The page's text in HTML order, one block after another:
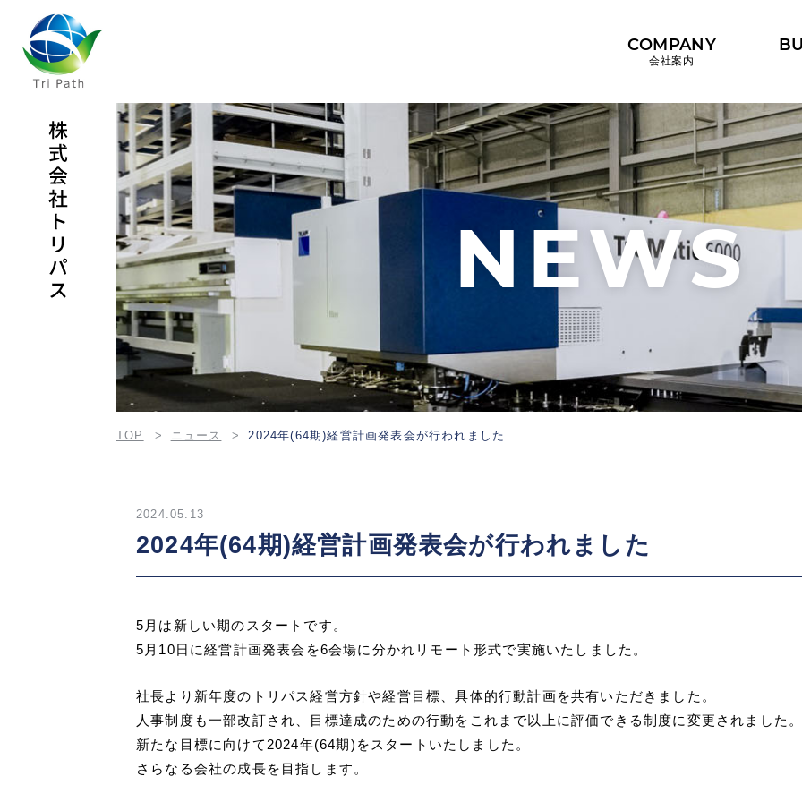
COMPANY
会社案内
NEWS
TOP ニュース 2024年(64期)経営計画発表会が行われました
2024.05.13
2024年(64期)経営計画発表会が行われました
5月は新しい期のスタートです。
5月10日に経営計画発表会を6会場に分かれリモート形式で実施いたしました。
社長より新年度のトリパス経営方針や経営目標、具体的行動計画を共有いただきました。
人事制度も一部改訂され、目標達成のための行動をこれまで以上に評価できる制度に変更されました
新たな目標に向けて2024年(64期)をスタートいたしました。
さらなる会社の成長を目指します。